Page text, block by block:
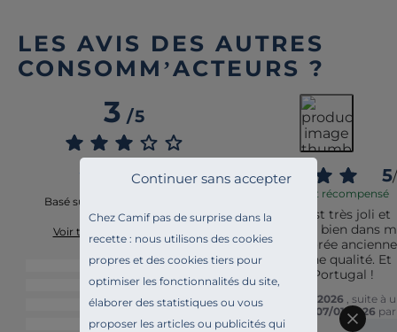
Chez Camif pas de surprise dans la
recette : nous utilisons des cookies
propres et des cookies tiers pour
optimiser les fonctionnalités du site,
élaborer des statistiques ou vous
proposer les articles ou publicités qui
Continuer sans accepter
LES AVIS DES AUTRES
CONSOMM’ACTEURS ?
3/5
Basé sur
contrôle
Voir tous les avis sur ce site
1
0
0
0
5/
Avis vérifié et récompensé
Le meuble est très joli et
s'adapte très bien dans
maison décorée
De très bonne qualité. Et
fabriqué au Portugal !
Avis du 08/04/2026
, suite à
07/01/2026 par
Florence A.